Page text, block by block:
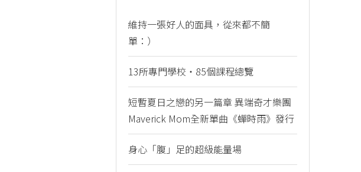
維持一張好人的面具，從來都不簡
單：）
13所專門學校・85個課程總覽
短暫夏日之戀的另一篇章 異端奇才樂團
Maverick Mom全新單曲《蟬時雨》發行
身心「腹」足的超級能量場